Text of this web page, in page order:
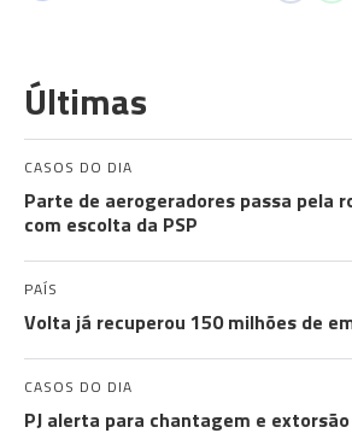
Últimas
CASOS DO DIA
Parte de aerogeradores passa pela
com escolta da PSP
PAÍS
Volta já recuperou 150 milhões de
CASOS DO DIA
PJ alerta para chantagem e